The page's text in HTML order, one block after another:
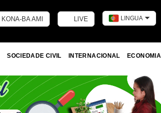
KONA-BA AMI LIVE LINGUA
SOCIEDADE CIVIL INTERNACIONAL ECONOMIA